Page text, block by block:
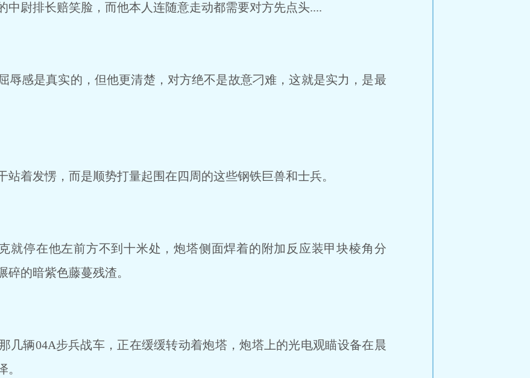
中尉排长赔笑脸，而他本人连随意走动都需要对方先点头....
感是真实的，但他更清楚，对方绝不是故意刁难，这就是实力，是最
着发愣，而是顺势打量起围在四周的这些钢铁巨兽和士兵。
就停在他左前方不到十米处，炮塔侧面焊着的附加反应装甲块棱角分
的暗紫色藤蔓残渣。
几辆04A步兵战车，正在缓缓转动着炮塔，炮塔上的光电观瞄设备在晨